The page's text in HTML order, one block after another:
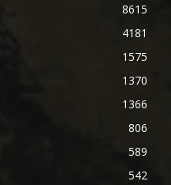
8615
4181
1575
1370
1366
806
589
542